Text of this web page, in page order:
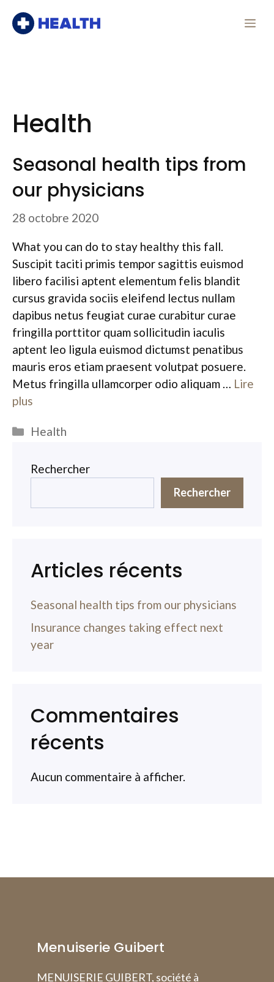
Health
Seasonal health tips from
our physicians
28 octobre 2020
What you can do to stay healthy this fall.
Suscipit taciti primis tempor sagittis euismod
libero facilisi aptent elementum felis blandit
cursus gravida sociis eleifend lectus nullam
dapibus netus feugiat curae curabitur curae
fringilla porttitor quam sollicitudin iaculis
aptent leo ligula euismod dictumst penatibus
mauris eros etiam praesent volutpat posuere.
Metus fringilla ullamcorper odio aliquam … Lire
plus
Catégories
Health
Rechercher
Rechercher
Articles récents
Seasonal health tips from our physicians
Insurance changes taking effect next
year
Commentaires
récents
Aucun commentaire à afficher.
Menuiserie Guibert
MENUISERIE GUIBERT, société à